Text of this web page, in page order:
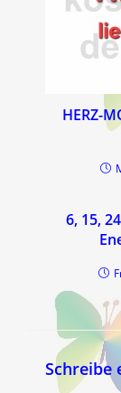
HERZ-
6, 15,
Schreibe